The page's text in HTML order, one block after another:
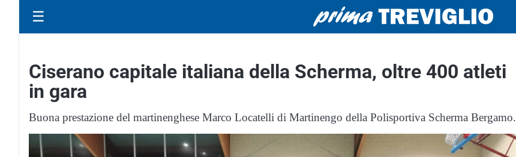
☰
Ciserano capitale italiana della Scherma, oltre 400 atleti
in gara
Buona prestazione del martinenghese Marco Locatelli di Martinengo della Polisportiva Scherma Bergamo.